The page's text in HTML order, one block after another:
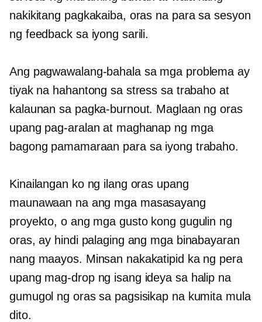
nakikitang pagkakaiba, oras na para sa sesyon
ng feedback sa iyong sarili.
Ang pagwawalang-bahala sa mga problema ay
tiyak na hahantong sa stress sa trabaho at
kalaunan sa pagka-burnout. Maglaan ng oras
upang pag-aralan at maghanap ng mga
bagong pamamaraan para sa iyong trabaho.
Kinailangan ko ng ilang oras upang
maunawaan na ang mga masasayang
proyekto, o ang mga gusto kong gugulin ng
oras, ay hindi palaging ang mga binabayaran
nang maayos. Minsan nakakatipid ka ng pera
upang mag-drop ng isang ideya sa halip na
gumugol ng oras sa pagsisikap na kumita mula
dito.